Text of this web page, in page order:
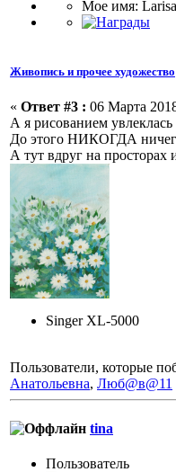
Мое имя: Larisa
Живопись и прочее художество
« Ответ #3 : 06 Марта
А я рисованием
До этого НИКОГДА
А тут вдруг на просторах
Singer XL-5000
Пользователи, которые
Анатольевна, Люб@в@11
tina
Пользоватeль